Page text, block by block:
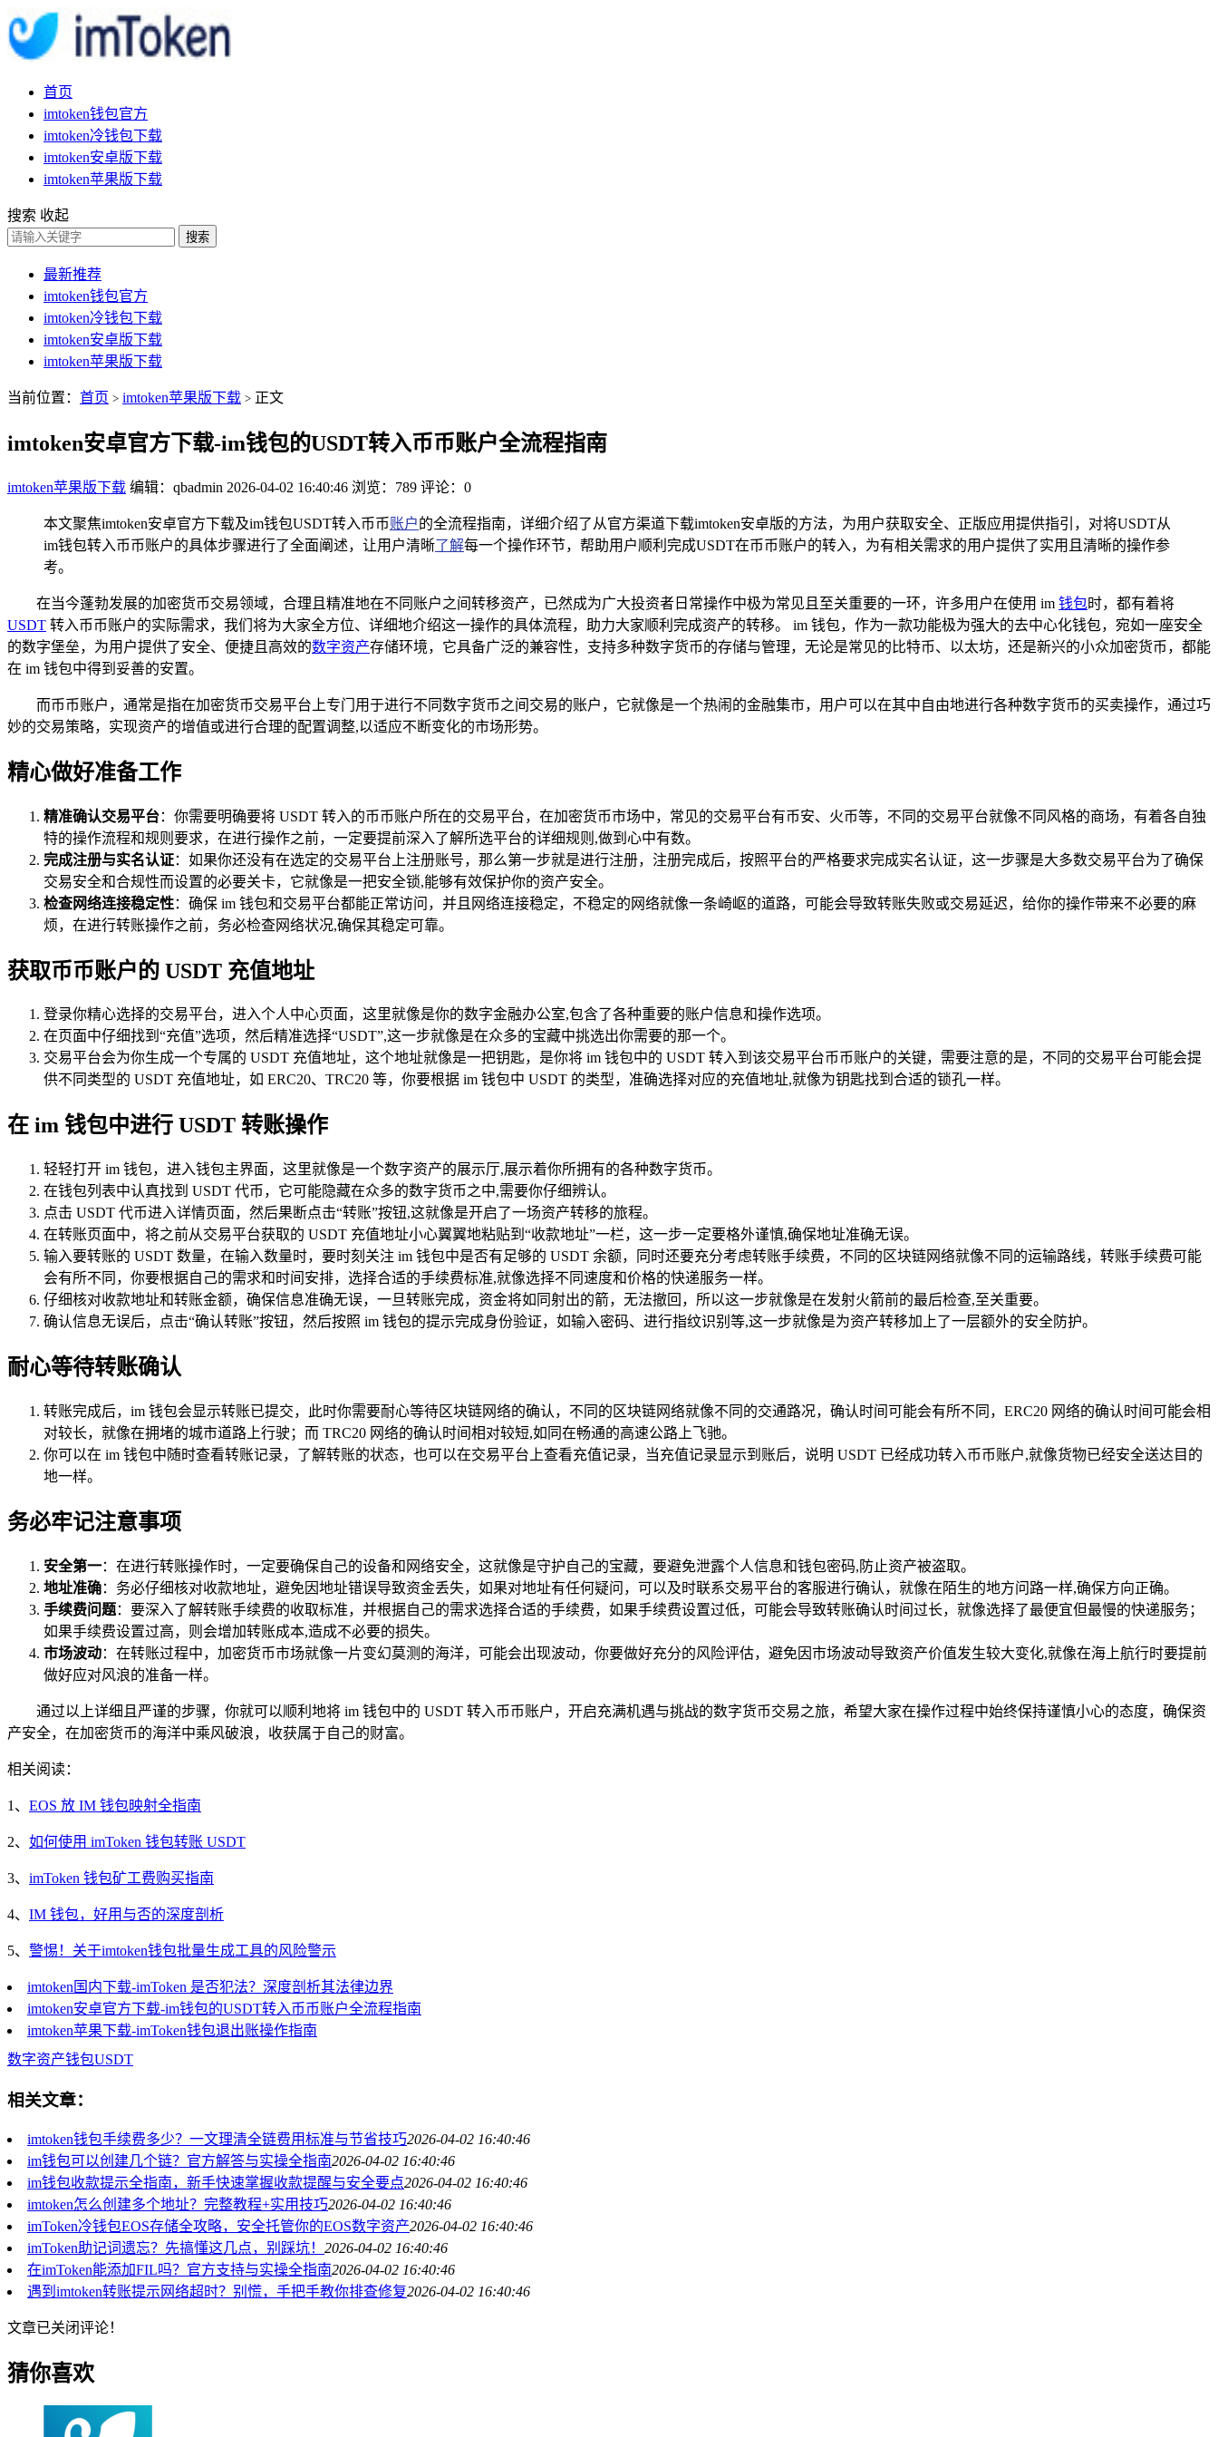
首页
imtoken钱包官方
imtoken冷钱包下载
imtoken安卓版下载
imtoken苹果版下载
搜索 收起
搜索
最新推荐
imtoken钱包官方
imtoken冷钱包下载
imtoken安卓版下载
imtoken苹果版下载
当前位置： 首页 > imtoken苹果版下载 > 正文
imtoken安卓官方下载-im钱包的USDT转入币币账户全流程指南
imtoken苹果版下载 编辑：qbadmin 2026-04-02 16:40:46 浏览：789 评论：0
本文聚焦imtoken安卓官方下载及im钱包USDT转入币币账户的全流程指南，详细介绍了从官方渠道下载imtoken安卓版的方法，为用户获取安全、正版应用提供指引，对将USDT从
im钱包转入币币账户的具体步骤进行了全面阐述，让用户清晰了解每一个操作环节，帮助用户顺利完成USDT在币币账户的转入，为有相关需求的用户提供了实用且清晰的操作参
考。
在当今蓬勃发展的加密货币交易领域，合理且精准地在不同账户之间转移资产，已然成为广大投资者日常操作中极为常见且至关重要的一环，许多用户在使用 im 钱包时，都有着将
USDT 转入币币账户的实际需求，我们将为大家全方位、详细地介绍这一操作的具体流程，助力大家顺利完成资产的转移。 im 钱包，作为一款功能极为强大的去中心化钱包，宛如一座安全
的数字堡垒，为用户提供了安全、便捷且高效的数字资产存储环境，它具备广泛的兼容性，支持多种数字货币的存储与管理，无论是常见的比特币、以太坊，还是新兴的小众加密货币，都能
在 im 钱包中得到妥善的安置。
而币币账户，通常是指在加密货币交易平台上专门用于进行不同数字货币之间交易的账户，它就像是一个热闹的金融集市，用户可以在其中自由地进行各种数字货币的买卖操作，通过巧
妙的交易策略，实现资产的增值或进行合理的配置调整,以适应不断变化的市场形势。
精心做好准备工作
精准确认交易平台：你需要明确要将 USDT 转入的币币账户所在的交易平台，在加密货币市场中，常见的交易平台有币安、火币等，不同的交易平台就像不同风格的商场，有着各自独
特的操作流程和规则要求，在进行操作之前，一定要提前深入了解所选平台的详细规则,做到心中有数。
完成注册与实名认证：如果你还没有在选定的交易平台上注册账号，那么第一步就是进行注册，注册完成后，按照平台的严格要求完成实名认证，这一步骤是大多数交易平台为了确保
交易安全和合规性而设置的必要关卡，它就像是一把安全锁,能够有效保护你的资产安全。
检查网络连接稳定性：确保 im 钱包和交易平台都能正常访问，并且网络连接稳定，不稳定的网络就像一条崎岖的道路，可能会导致转账失败或交易延迟，给你的操作带来不必要的麻
烦，在进行转账操作之前，务必检查网络状况,确保其稳定可靠。
获取币币账户的 USDT 充值地址
登录你精心选择的交易平台，进入个人中心页面，这里就像是你的数字金融办公室,包含了各种重要的账户信息和操作选项。
在页面中仔细找到“充值”选项，然后精准选择“USDT”,这一步就像是在众多的宝藏中挑选出你需要的那一个。
交易平台会为你生成一个专属的 USDT 充值地址，这个地址就像是一把钥匙，是你将 im 钱包中的 USDT 转入到该交易平台币币账户的关键，需要注意的是，不同的交易平台可能会提
供不同类型的 USDT 充值地址，如 ERC20、TRC20 等，你要根据 im 钱包中 USDT 的类型，准确选择对应的充值地址,就像为钥匙找到合适的锁孔一样。
在 im 钱包中进行 USDT 转账操作
轻轻打开 im 钱包，进入钱包主界面，这里就像是一个数字资产的展示厅,展示着你所拥有的各种数字货币。
在钱包列表中认真找到 USDT 代币，它可能隐藏在众多的数字货币之中,需要你仔细辨认。
点击 USDT 代币进入详情页面，然后果断点击“转账”按钮,这就像是开启了一场资产转移的旅程。
在转账页面中，将之前从交易平台获取的 USDT 充值地址小心翼翼地粘贴到“收款地址”一栏，这一步一定要格外谨慎,确保地址准确无误。
输入要转账的 USDT 数量，在输入数量时，要时刻关注 im 钱包中是否有足够的 USDT 余额，同时还要充分考虑转账手续费，不同的区块链网络就像不同的运输路线，转账手续费可能
会有所不同，你要根据自己的需求和时间安排，选择合适的手续费标准,就像选择不同速度和价格的快递服务一样。
仔细核对收款地址和转账金额，确保信息准确无误，一旦转账完成，资金将如同射出的箭，无法撤回，所以这一步就像是在发射火箭前的最后检查,至关重要。
确认信息无误后，点击“确认转账”按钮，然后按照 im 钱包的提示完成身份验证，如输入密码、进行指纹识别等,这一步就像是为资产转移加上了一层额外的安全防护。
耐心等待转账确认
转账完成后，im 钱包会显示转账已提交，此时你需要耐心等待区块链网络的确认，不同的区块链网络就像不同的交通路况，确认时间可能会有所不同，ERC20 网络的确认时间可能会相
对较长，就像在拥堵的城市道路上行驶；而 TRC20 网络的确认时间相对较短,如同在畅通的高速公路上飞驰。
你可以在 im 钱包中随时查看转账记录，了解转账的状态，也可以在交易平台上查看充值记录，当充值记录显示到账后，说明 USDT 已经成功转入币币账户,就像货物已经安全送达目的
地一样。
务必牢记注意事项
安全第一：在进行转账操作时，一定要确保自己的设备和网络安全，这就像是守护自己的宝藏，要避免泄露个人信息和钱包密码,防止资产被盗取。
地址准确：务必仔细核对收款地址，避免因地址错误导致资金丢失，如果对地址有任何疑问，可以及时联系交易平台的客服进行确认，就像在陌生的地方问路一样,确保方向正确。
手续费问题：要深入了解转账手续费的收取标准，并根据自己的需求选择合适的手续费，如果手续费设置过低，可能会导致转账确认时间过长，就像选择了最便宜但最慢的快递服务；
如果手续费设置过高，则会增加转账成本,造成不必要的损失。
市场波动：在转账过程中，加密货币市场就像一片变幻莫测的海洋，可能会出现波动，你要做好充分的风险评估，避免因市场波动导致资产价值发生较大变化,就像在海上航行时要提前
做好应对风浪的准备一样。
通过以上详细且严谨的步骤，你就可以顺利地将 im 钱包中的 USDT 转入币币账户，开启充满机遇与挑战的数字货币交易之旅，希望大家在操作过程中始终保持谨慎小心的态度，确保资
产安全，在加密货币的海洋中乘风破浪，收获属于自己的财富。
相关阅读：
1、 EOS 放 IM 钱包映射全指南
2、 如何使用 imToken 钱包转账 USDT
3、 imToken 钱包矿工费购买指南
4、 IM 钱包，好用与否的深度剖析
5、 警惕！关于imtoken钱包批量生成工具的风险警示
imtoken国内下载-imToken 是否犯法？深度剖析其法律边界
imtoken安卓官方下载-im钱包的USDT转入币币账户全流程指南
imtoken苹果下载-imToken钱包退出账操作指南
数字资产钱包USDT
相关文章：
imtoken钱包手续费多少？一文理清全链费用标准与节省技巧2026-04-02 16:40:46
im钱包可以创建几个链？官方解答与实操全指南2026-04-02 16:40:46
im钱包收款提示全指南，新手快速掌握收款提醒与安全要点2026-04-02 16:40:46
imtoken怎么创建多个地址？完整教程+实用技巧2026-04-02 16:40:46
imToken冷钱包EOS存储全攻略，安全托管你的EOS数字资产2026-04-02 16:40:46
imToken助记词遗忘？先搞懂这几点，别踩坑！ 2026-04-02 16:40:46
在imToken能添加FIL吗？官方支持与实操全指南2026-04-02 16:40:46
遇到imtoken转账提示网络超时？别慌，手把手教你排查修复2026-04-02 16:40:46
文章已关闭评论！
猜你喜欢